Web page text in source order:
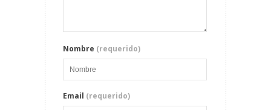
Nombre (requerido)
Email (requerido)